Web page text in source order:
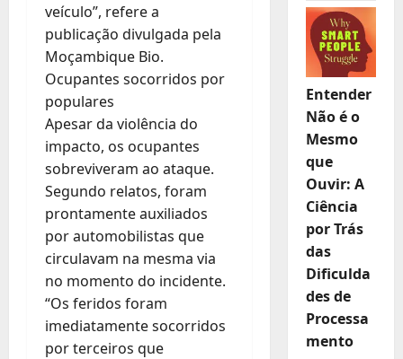
veículo”, refere a
publicação divulgada pela
Moçambique Bio.
Ocupantes socorridos por
populares
Apesar da violência do
impacto, os ocupantes
sobreviveram ao ataque.
Segundo relatos, foram
prontamente auxiliados
por automobilistas que
circulavam na mesma via
no momento do incidente.
“Os feridos foram
imediatamente socorridos
por terceiros que
Entender
Não é o
Mesmo
que
Ouvir: A
Ciência
por Trás
das
Dificulda
des de
Processa
mento